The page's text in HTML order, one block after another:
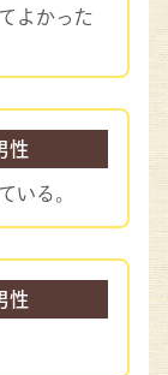
よかった
性
いる。
性